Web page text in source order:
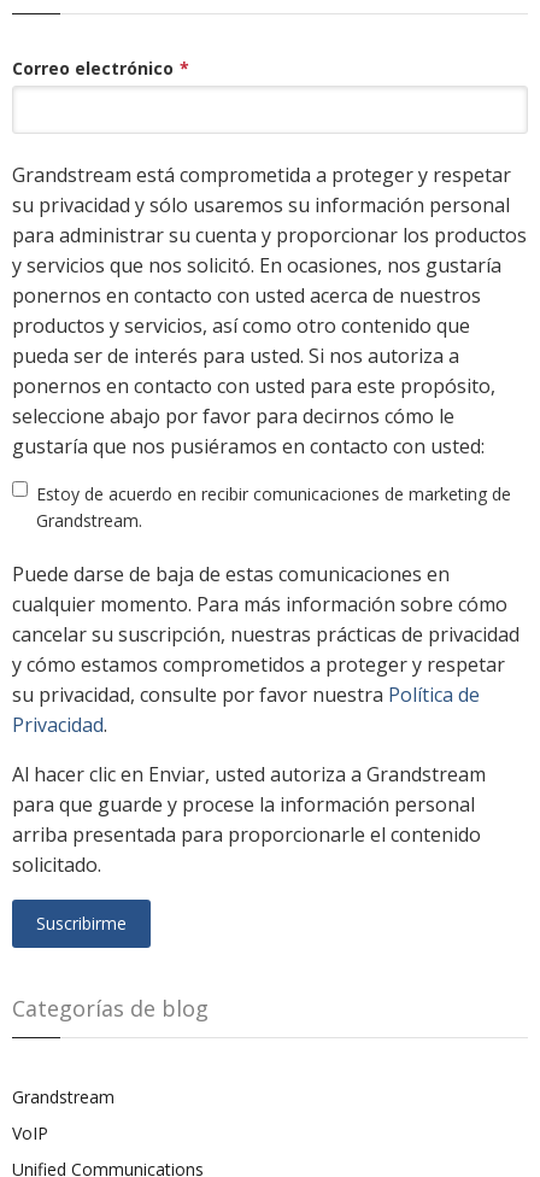
Correo electrónico *
Grandstream está comprometida a proteger y respetar
su privacidad y sólo usaremos su información personal
para administrar su cuenta y proporcionar los productos
y servicios que nos solicitó. En ocasiones, nos gustaría
ponernos en contacto con usted acerca de nuestros
productos y servicios, así como otro contenido que
pueda ser de interés para usted. Si nos autoriza a
ponernos en contacto con usted para este propósito,
seleccione abajo por favor para decirnos cómo le
gustaría que nos pusiéramos en contacto con usted:
Estoy de acuerdo en recibir comunicaciones de marketing de
Grandstream.
Puede darse de baja de estas comunicaciones en
cualquier momento. Para más información sobre cómo
cancelar su suscripción, nuestras prácticas de privacidad
y cómo estamos comprometidos a proteger y respetar
su privacidad, consulte por favor nuestra Política de
Privacidad.
Al hacer clic en Enviar, usted autoriza a Grandstream
para que guarde y procese la información personal
arriba presentada para proporcionarle el contenido
solicitado.
Categorías de blog
Grandstream
VoIP
Unified Communications